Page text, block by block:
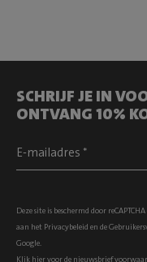
SCHRIJF JE IN
ONTVANG 10%
Deze site is beschermd door
aan het Privacybeleid en de
Google.
Klik hiervoor de nieuwsbrief